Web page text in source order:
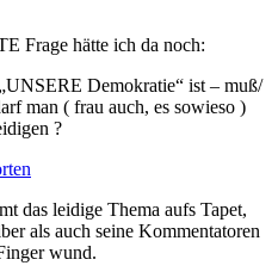
Frage hätte ich da noch:
Demokratie“ ist – muß/
man ( frau auch, es sowieso )
?
das leidige Thema aufs Tapet,
als auch seine Kommentatoren
wund.